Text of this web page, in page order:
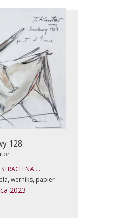
128.
NA ...
werniks, papier
2023